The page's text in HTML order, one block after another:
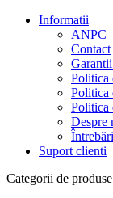
Informatii
ANPC
Contact
Politica
Politica
Politica
Despre
Suport clienti
Categorii de produse